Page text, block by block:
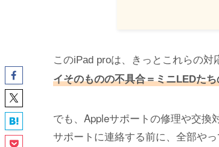
このiPad proは、きっとこれらの対
イそのものの不具合＝ミニLEDた
でも、Appleサポートの修理や交換
サポートに連絡する前に、全部や